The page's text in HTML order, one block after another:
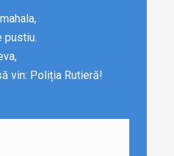
pustiu.
vin: Poliția Rutieră!